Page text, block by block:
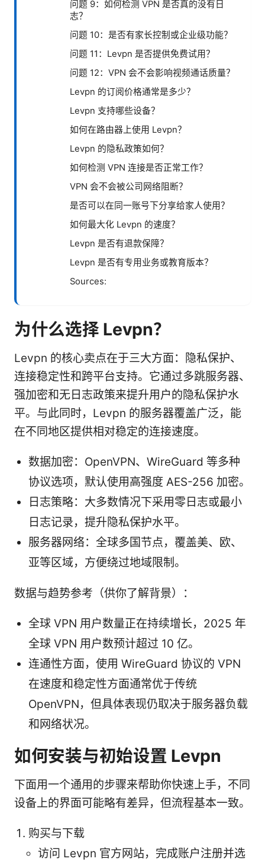
问题 9：如何检测 VPN 是否真的没有日
志？
问题 10：是否有家长控制或企业级功能？
问题 11：Levpn 是否提供免费试用？
问题 12：VPN 会不会影响视频通话质量？
Levpn 的订阅价格通常是多少？
Levpn 支持哪些设备？
如何在路由器上使用 Levpn？
Levpn 的隐私政策如何？
如何检测 VPN 连接是否正常工作？
VPN 会不会被公司网络阻断？
是否可以在同一账号下分享给家人使用？
如何最大化 Levpn 的速度？
Levpn 是否有退款保障？
Levpn 是否有专用业务或教育版本？
Sources:
为什么选择 Levpn？
Levpn 的核心卖点在于三大方面：隐私保护、
连接稳定性和跨平台支持。它通过多跳服务器、
强加密和无日志政策来提升用户的隐私保护水
平。与此同时，Levpn 的服务器覆盖广泛，能
在不同地区提供相对稳定的连接速度。
数据加密：OpenVPN、WireGuard 等多种
协议选项，默认使用高强度 AES-256 加密。
日志策略：大多数情况下采用零日志或最小
日志记录，提升隐私保护水平。
服务器网络：全球多国节点，覆盖美、欧、
亚等区域，方便绕过地域限制。
数据与趋势参考（供你了解背景）：
全球 VPN 用户数量正在持续增长，2025 年
全球 VPN 用户数预计超过 10 亿。
连通性方面，使用 WireGuard 协议的 VPN
在速度和稳定性方面通常优于传统
OpenVPN，但具体表现仍取决于服务器负载
和网络状况。
如何安装与初始设置 Levpn
下面用一个通用的步骤来帮助你快速上手，不同
设备上的界面可能略有差异，但流程基本一致。
购买与下载
访问 Levpn 官方网站，完成账户注册并选